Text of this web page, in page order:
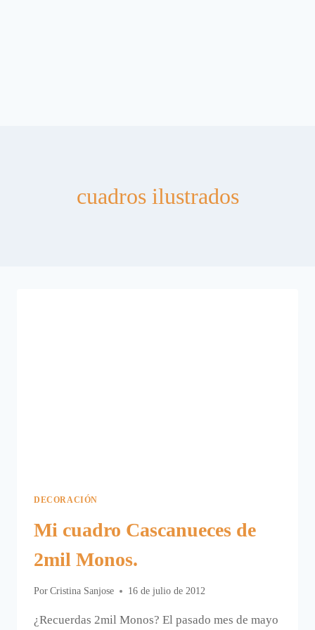
cuadros ilustrados
DECORACIÓN
Mi cuadro Cascanueces de
2mil Monos.
Por Cristina Sanjose 16 de julio de 2012
¿Recuerdas 2mil Monos? El pasado mes de mayo